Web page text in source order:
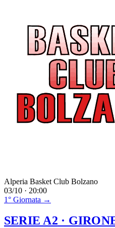
Alperia Basket Club Bolzano
03/10 · 20:00
1° Giornata →
SERIE A2 ·